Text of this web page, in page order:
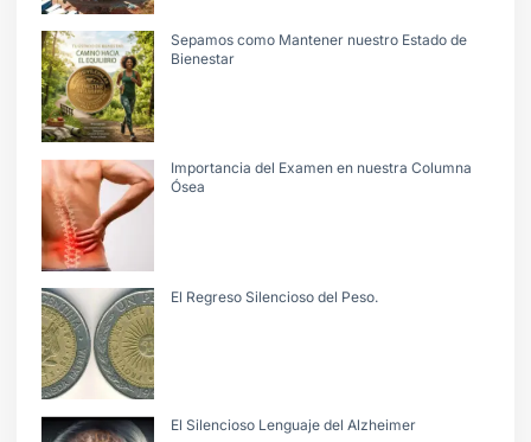
Sepamos como Mantener nuestro Estado de
Bienestar
Importancia del Examen en nuestra Columna
Ósea
El Regreso Silencioso del Peso.
El Silencioso Lenguaje del Alzheimer